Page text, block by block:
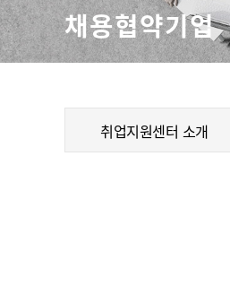
채용협약기업
취업지원센터 소개